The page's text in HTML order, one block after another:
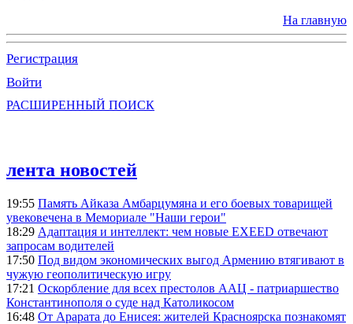
На главную
Регистрация
Войти
РАСШИРЕННЫЙ ПОИСК
лента новостей
19:55 Память Айказа Амбарцумяна и его боевых товарищей
увековечена в Мемориале "Наши герои"
18:29 Адаптация и интеллект: чем новые EXEED отвечают
запросам водителей
17:50 Под видом экономических выгод Армению втягивают в
чужую геополитическую игру
17:21 Оскорбление для всех престолов ААЦ - патриаршество
Константинополя о суде над Католикосом
16:48 От Арарата до Енисея: жителей Красноярска познакомят